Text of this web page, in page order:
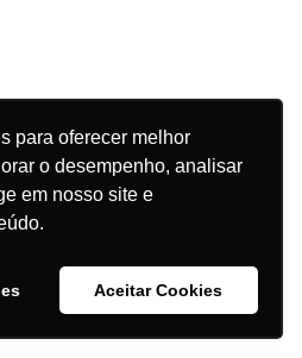
para oferecer melhor
o desempenho, analisar
em nosso site e
Aceitar Cookies